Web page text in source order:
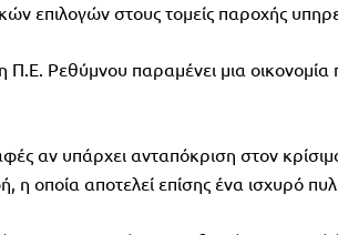
επιλογών στους τομείς παροχής
Ρεθύμνου παραμένει μια οικονομία
αν υπάρχει ανταπόκριση στον
η οποία αποτελεί επίσης ένα ισχυρό